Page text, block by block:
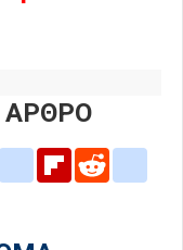
ΑΡΘΡΟ
Pinterestblogger_post
Flipboard